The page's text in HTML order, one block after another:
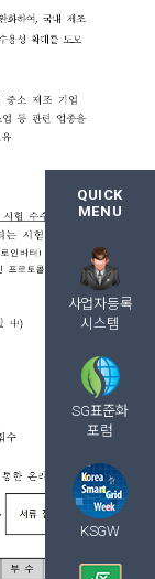
QUICK
MENU
사업자등록
시스템
SG표준화
포럼
KSGW